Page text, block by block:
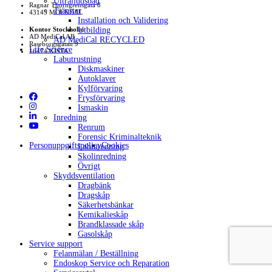
Tjänster
Installation och Validering
Utbilding
AD MediCal RECYCLED
Life Science
Labutrustning
Diskmaskiner
Autoklaver
Kylförvaring
Frysförvaring
Ismaskin
Inredning
Renrum
Forensic Kriminalteknik
Labinredning
Skolinredning
Övrigt
Skyddsventilation
Dragbänk
Dragskåp
Säkerhetsbänkar
Kemikalieskåp
Brandklassade skåp
Gasolskåp
Service support
Felanmälan / Beställning
Endoskop Service och Reparation
Ragnar Thorngrensgata 8
43145 MÖLNDAL
Kontor Stockholm
AD MediCal AB
Raseborgsgatan 9
16474 KISTA
PersonuppgiftspolicyCookies